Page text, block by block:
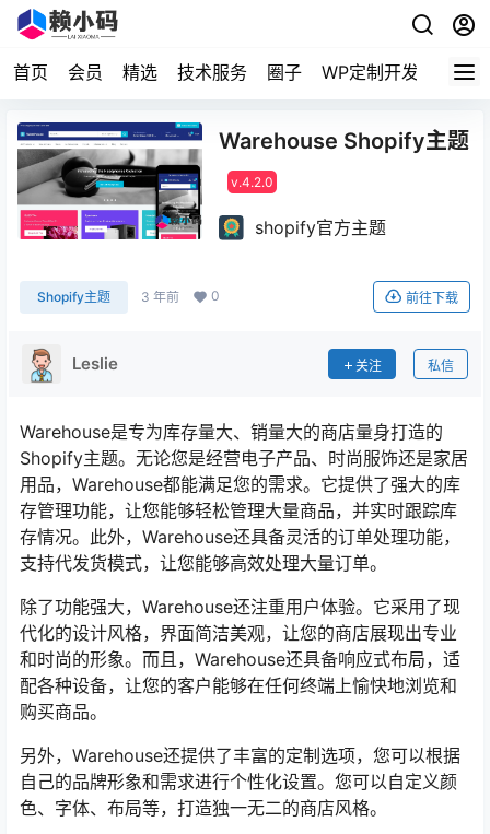
首页 会员 精选 技术服务 圈子 WP定制开发
Warehouse Shopify主题
v.4.2.0
shopify官方主题
Shopify主题 3 年前 0 前往下载
Leslie 关注 私信
Warehouse是专为库存量大、销量大的商店量身打造的
Shopify主题。无论您是经营电子产品、时尚服饰还是家居
用品，Warehouse都能满足您的需求。它提供了强大的库
存管理功能，让您能够轻松管理大量商品，并实时跟踪库
存情况。此外，Warehouse还具备灵活的订单处理功能，
支持代发货模式，让您能够高效处理大量订单。
除了功能强大，Warehouse还注重用户体验。它采用了现
代化的设计风格，界面简洁美观，让您的商店展现出专业
和时尚的形象。而且，Warehouse还具备响应式布局，适
配各种设备，让您的客户能够在任何终端上愉快地浏览和
购买商品。
另外，Warehouse还提供了丰富的定制选项，您可以根据
自己的品牌形象和需求进行个性化设置。您可以自定义颜
色、字体、布局等，打造独一无二的商店风格。